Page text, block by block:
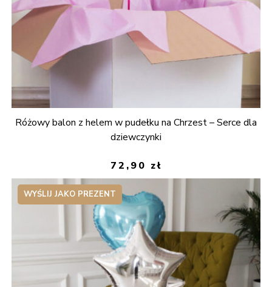
Różowy balon z helem w pudełku na Chrzest – Serce dla
dziewczynki
72,90 zł
WYŚLIJ JAKO PREZENT